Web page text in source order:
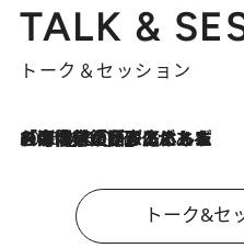
TALK &
トーク＆セッション
2026.8.3
「今後値上げがあるとすれば…」「リスクがあるのは今年の冬」エネルギー専門家が語る、ホルムズ海峡封鎖が家庭にもたらす“ある心配”
トーク&セ